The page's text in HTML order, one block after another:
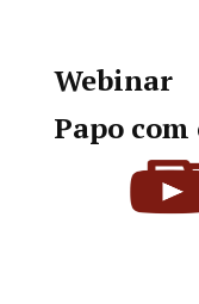
Webinar
Papo com